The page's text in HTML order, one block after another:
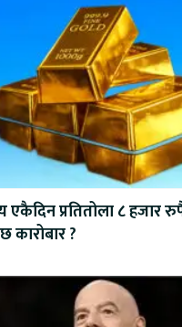
प्रतितोला ८ हजार
कारोबार ?